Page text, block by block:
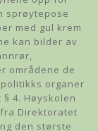
sprøytepose
med gul krem
kan bilder av
områdene de
organer
4. Høyskolen
Direktoratet
den største